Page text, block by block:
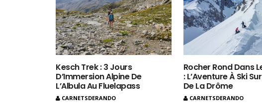
Kesch Trek : 3 Jours
D’Immersion Alpine De
L’Albula Au Fluelapass
CARNETSDERANDO
Rocher Rond Dans
: L’Aventure À Ski
De La Drôme
CARNETSDERANDO